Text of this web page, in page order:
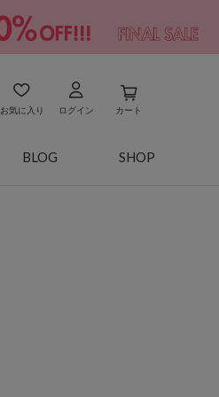
お気に入り ログイン カート
BLOG SHOP